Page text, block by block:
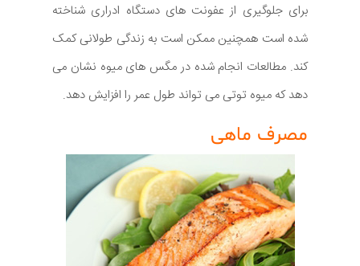
برای جلوگیری از عفونت های دستگاه ادراری شناخته
شده است همچنین ممکن است به زندگی طولانی کمک
کند. مطالعات انجام شده در مگس های میوه نشان می
دهد که میوه توتی می تواند طول عمر را افزایش دهد.
مصرف ماهی